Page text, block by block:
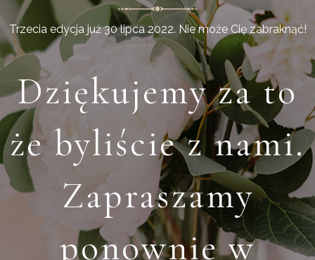
Trzecia edycja już 30 lipca 2022. Nie może Cię zabraknąć!
Dziękujemy za to
że byliście z nami.
Zapraszamy
ponownie w